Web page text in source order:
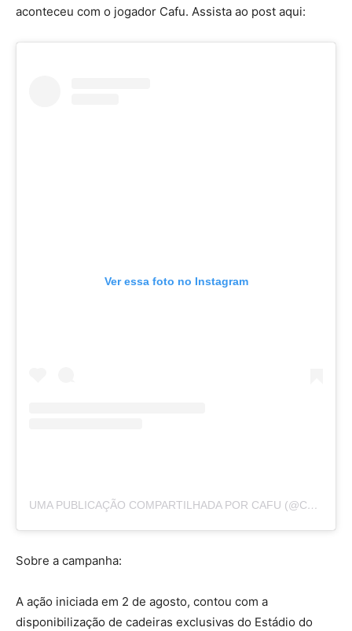
aconteceu com o jogador Cafu. Assista ao post aqui:
Ver essa foto no Instagram
UMA PUBLICAÇÃO COMPARTILHADA POR CAFU (@CAFU2)
Sobre a campanha:
A ação iniciada em 2 de agosto, contou com a
disponibilização de cadeiras exclusivas do Estádio do